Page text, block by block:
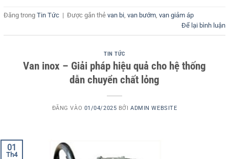
Đăng trong Tin Tức | Được gắn thẻ van bi van bướm van giảm áp
Để lại bình luận
TIN TỨC
Van inox – Giải pháp hiệu quả cho hệ thống
dẫn chuyển chất lỏng
ĐĂNG VÀO 01/04/2025 BỞIADMIN WEBSITE
01
Th4